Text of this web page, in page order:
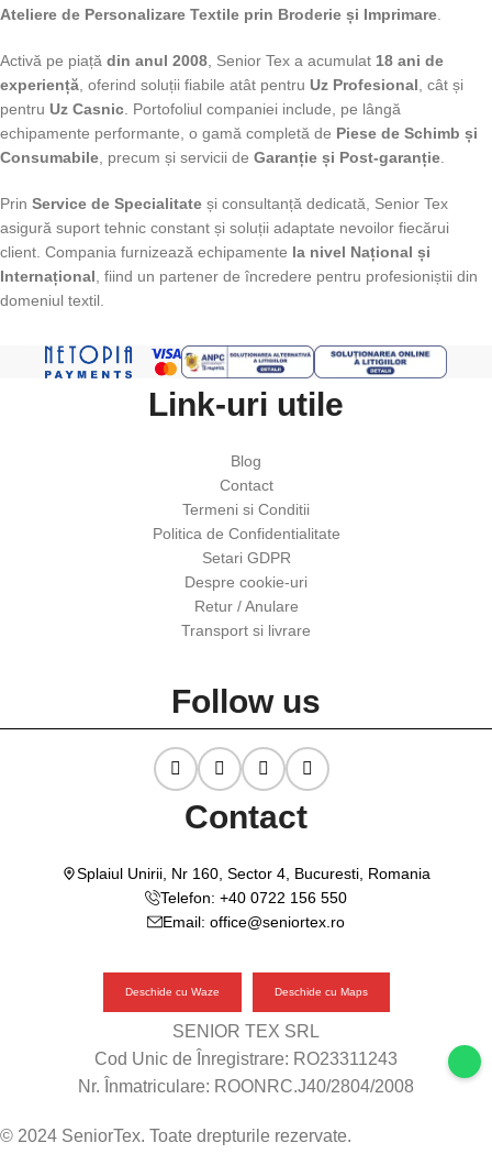
Ateliere de Personalizare Textile prin Broderie și Imprimare
Activă pe piață din anul 2008 , Senior Tex a acumulat 18 ani de
experiență , oferind soluții fiabile atât pentru Uz Profesional , cât și
pentru Uz Casnic . Portofoliul companiei include, pe lângă
echipamente performante, o gamă completă de Piese de Schimb și
Consumabile , precum și servicii de Garanție și Post-garanție
Prin Service de Specialitate și consultanță dedicată, Senior Tex
asigură suport tehnic constant și soluții adaptate nevoilor fiecărui
client. Compania furnizează echipamente la nivel Național și
Internațional , fiind un partener de încredere pentru profesioniștii din
domeniul textil.
Link-uri utile
Blog
Contact
Termeni si Conditii
Politica de Confidentialitate
Setari GDPR
Despre cookie-uri
Retur / Anulare
Transport si livrare
Follow us
Contact
Splaiul Unirii, Nr 160, Sector 4, Bucuresti, Romania
Telefon: +40 0722 156 550
Email: office@seniortex.ro
Deschide cu Waze Deschide cu Maps
SENIOR TEX SRL
Cod Unic de Înregistrare: RO23311243
Nr. Înmatriculare: ROONRC.J40/2804/2008
© 2024 SeniorTex. Toate drepturile rezervate.